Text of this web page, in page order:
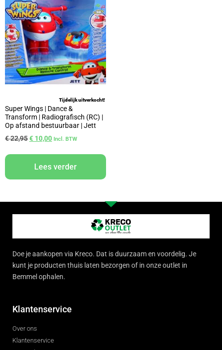
Tijdelijk uitverkocht!
Super Wings | Dance &
Transform | Radiografisch (RC) |
Op afstand bestuurbaar | Jett
€22,95€ 10,00 Incl. BTW
Lees verder
Doe je aankopen via Kreco. Dat is duurzaam en voordelig. Je
kunt je producten thuis laten bezorgen of in onze outlet in
Bemmel ophalen.
Klantenservice
Over ons
Klantenservice